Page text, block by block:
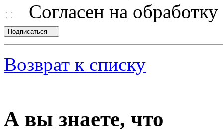
Согласен на
Подписаться
Возврат к списку
А вы знаете, что